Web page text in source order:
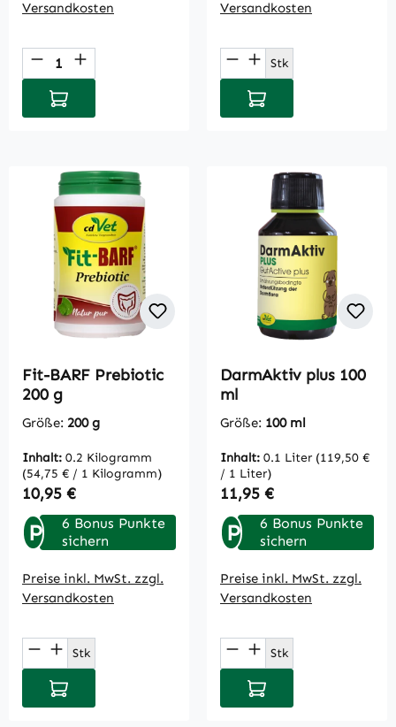
Versandkosten
Produkt Anzahl: Gib den gewünschten
In den Warenkorb
Versandkosten
Produkt Anzahl:
Stk
In den Warenkorb
Fit-BARF Prebiotic
200 g
Größe: 200 g
Inhalt: 0.2 Kilogramm
(54,75 € / 1 Kilogramm)
Regulärer Preis:
10,95 €
P
6 Bonus Punkte
sichern
Preise inkl. MwSt. zzgl.
Versandkosten
Produkt Anzahl: Gib den gewünschten
Stk
In den Warenkorb
DarmAktiv plus 100
ml
Größe: 100 ml
Inhalt: 0.1 Liter (119,50 €
/ 1 Liter)
Regulärer Preis:
11,95 €
P
6 Bonus Punkte
sichern
Preise inkl. MwSt. zzgl.
Versandkosten
Produkt Anzahl:
Stk
In den Warenkorb